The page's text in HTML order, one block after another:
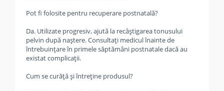
Pot fi folosite pentru recuperare postnatală?
Da. Utilizate progresiv, ajută la recâștigarea tonusului
pelvin după naștere. Consultați medicul înainte de
întrebuințare în primele săptămâni postnatale dacă au
existat complicații.
Cum se curăță și întreține produsul?